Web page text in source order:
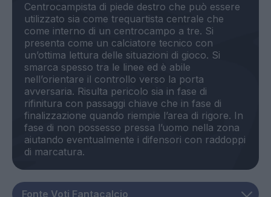
Centrocampista di piede destro che può essere
utilizzato sia come trequartista centrale che
come interno di un centrocampo a tre. Si
presenta come un calciatore tecnico con
un’ottima lettura delle situazioni di gioco. Si
smarca spesso tra le linee ed è abile
nell’orientare il controllo verso la porta
avversaria. Risulta pericolo sia in fase di
rifinitura con passaggi chiave che in fase di
finalizzazione quando riempie l’area di rigore. In
fase di non possesso pressa l’uomo nella zona
aiutando eventualmente i difensori con raddoppi